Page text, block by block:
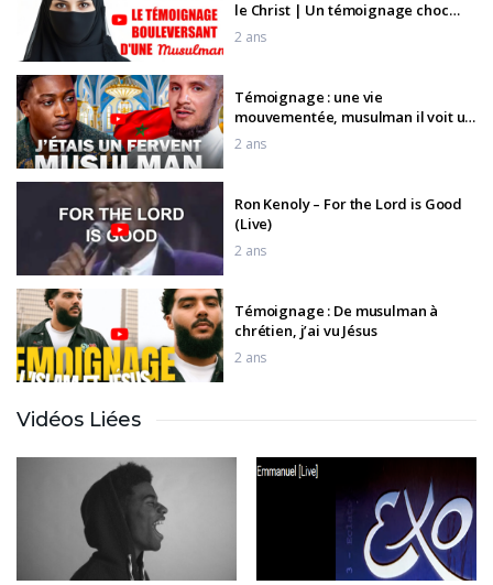
le Christ | Un témoignage choc
d’une femme musulmane
2 ans
Témoignage : une vie
mouvementée, musulman il voit un
ANGE
2 ans
Ron Kenoly – For the Lord is Good
(Live)
2 ans
Témoignage : De musulman à
chrétien, j’ai vu Jésus
2 ans
2 ans
Ron Kenoly – I Call Him Up (Can’t
Stop Praisin’) (Live)
Vidéos Liées